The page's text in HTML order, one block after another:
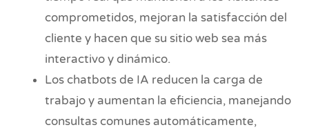
comprometidos, mejoran la satisfacción del
cliente y hacen que su sitio web sea más
interactivo y dinámico.
Los chatbots de IA reducen la carga de
trabajo y aumentan la eficiencia, manejando
consultas comunes automáticamente,